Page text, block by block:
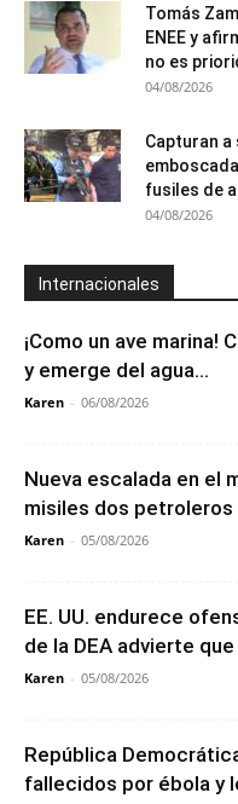
Tomás
ENEE y
no es
04/08/2026
Capturan
fusiles de
04/08/2026
Internacionales
¡Como un ave marina!
y emerge del agua...
Karen - 06/08/2026
Nueva escalada en el
misiles dos petroleros
Karen - 05/08/2026
EE. UU. endurece
de la DEA advierte
Karen - 05/08/2026
República
fallecidos por ébola y